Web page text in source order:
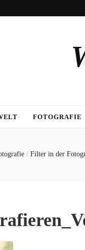
FOTOGRAFIE
/ Filter in der